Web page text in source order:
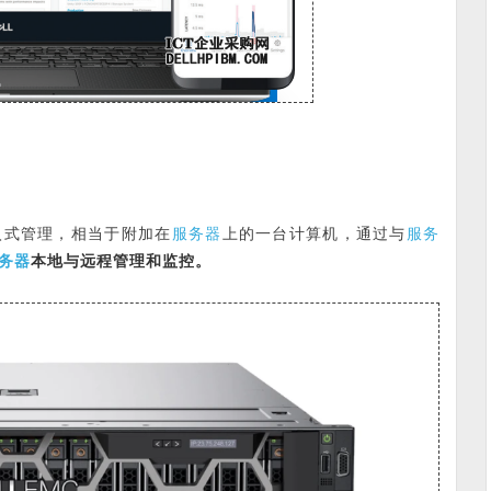
管理，相当于附加在 服务器 上的一台计算机，通过与 服务
器本地与远程管理和监控。